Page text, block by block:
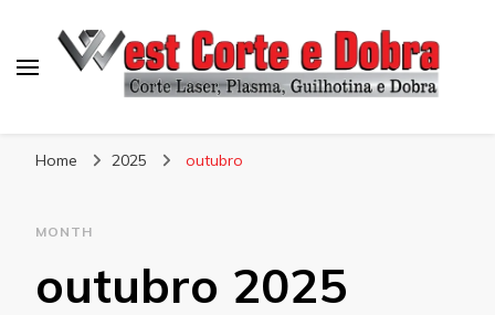
Home 2025 outubro
MONTH
outubro 2025